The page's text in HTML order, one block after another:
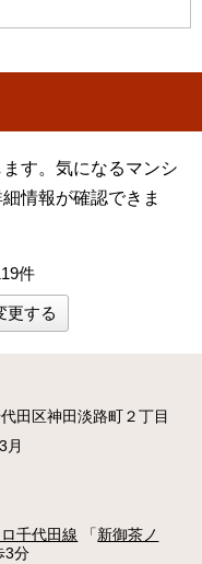
す。気になるマンシ
情報が確認できま
件
更する
田区神田淡路町２丁目
月
千代田線 「新御茶ノ
3分